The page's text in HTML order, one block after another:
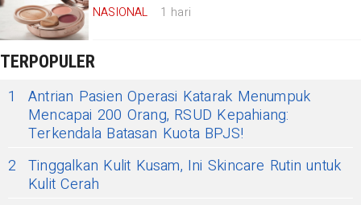
NASIONAL 1 hari
TERPOPULER
1
Antrian Pasien Operasi Katarak Menumpuk
Mencapai 200 Orang, RSUD Kepahiang:
Terkendala Batasan Kuota BPJS!
2 Tinggalkan Kulit Kusam, Ini Skincare Rutin untuk
Kulit Cerah